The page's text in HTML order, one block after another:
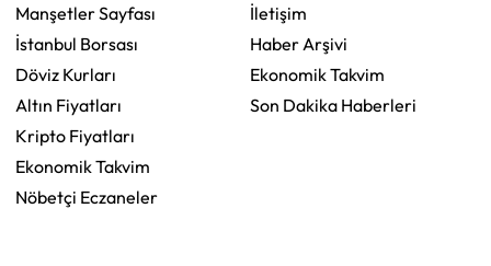
Manşetler Sayfası
İstanbul Borsası
Döviz Kurları
Altın Fiyatları
Kripto Fiyatları
Ekonomik Takvim
Nöbetçi Eczaneler
İletişim
Haber Arşivi
Ekonomik Takvim
Son Dakika Haberleri